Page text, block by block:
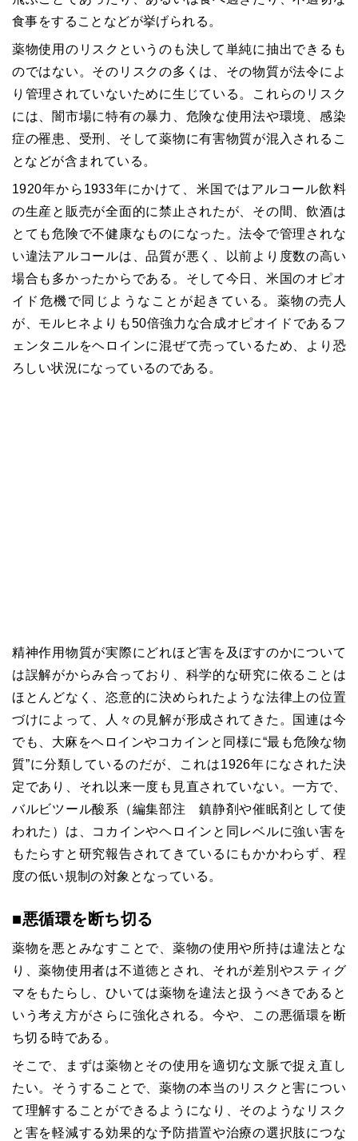
食事をすることなどが挙げられる。
薬物使用のリスクというのも決して単純に抽出できるも
のではない。そのリスクの多くは、その物質が法令によ
り管理されていないために生じている。これらのリスク
には、闇市場に特有の暴力、危険な使用法や環境、感染
症の罹患、受刑、そして薬物に有害物質が混入されるこ
となどが含まれている。
1920年から 1933年にかけて、米国ではアルコール飲料
の生産と販売が全面的に禁止されたが、その間、飲酒は
とても危険で不健康なものになった。法令で管理されな
い違法アルコールは、品質が悪く、以前より度数の高い
場合も多かったからである。そして今日、米国のオピオ
イド危機で同じようなことが起きている。薬物の売人
が、モルヒネよりも50倍強力な合成オピオイドであるフ
ェンタニルをヘロインに混ぜて売っているため、より恐
ろしい状況になっているのである。
精神作用物質が実際にどれほど害を及ぼすのかについて
は誤解がからみ合っており、科学的な研究に依ることは
ほとんどなく、恣意的に決められたような法律上の位置
づけによって、人々の見解が形成されてきた。国連は今
でも、大麻をヘロインやコカインと同様に“最も危険な物
質”に分類しているのだが、これは1926年になされた決
定であり、それ以来一度も見直されていない。一方で、
バルビツール酸系（編集部注 鎮静剤や催眠剤として使
われた）は、コカインやヘロインと同レベルに強い害を
もたらすと研究報告されてきているにもかかわらず、程
度の低い規制の対象となっている。
■悪循環を断ち切る
薬物を悪とみなすことで、薬物の使用や所持は違法とな
り、薬物使用者は不道徳とされ、それが差別やスティグ
マをもたらし、ひいては薬物を違法と扱うべきであると
いう考え方がさらに強化される。今や、この悪循環を断
ち切る時である。
そこで、まずは薬物とその使用を適切な文脈で捉え直し
たい。そうすることで、薬物の本当のリスクと害につい
て理解することができるようになり、そのようなリスク
と害を軽減する効果的な予防措置や治療の選択肢につな